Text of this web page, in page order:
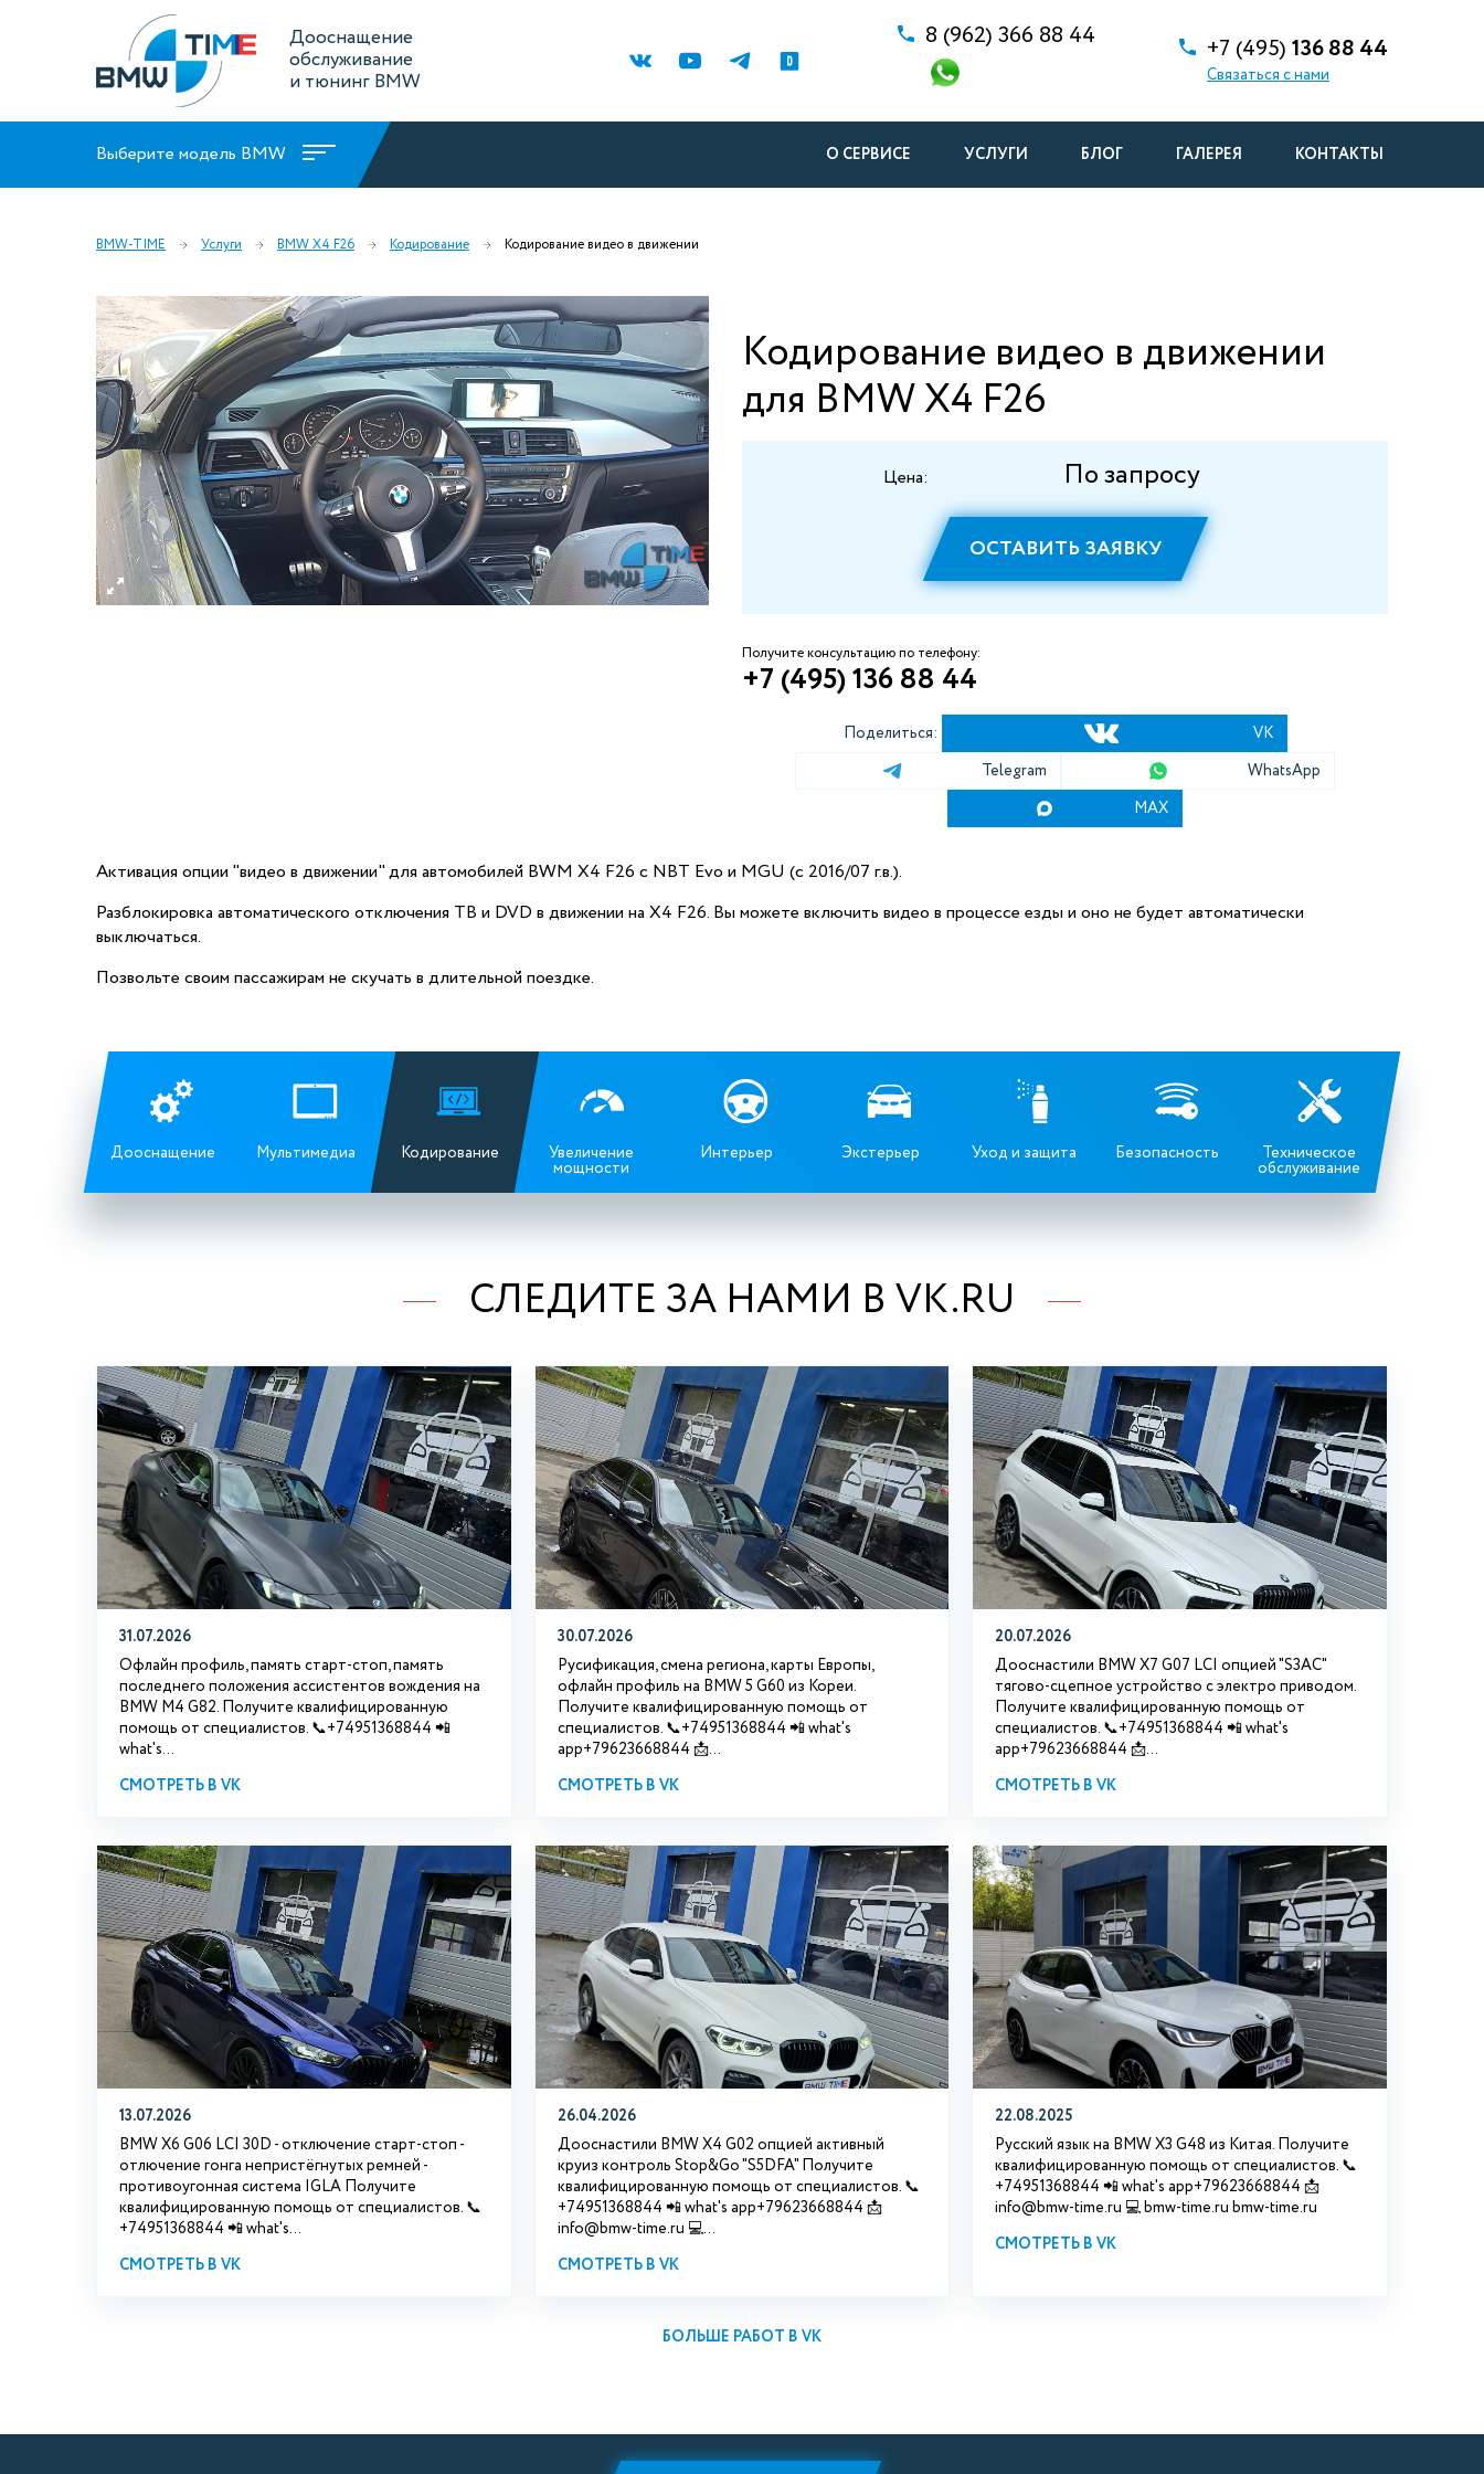
Дооснащение
обслуживание
и тюнинг BMW
8 (962) 366 88 44 +7 (495) 136 88 44
Связаться с нами
Выберите модель BMW О СЕРВИСЕ УСЛУГИ БЛОГ ГАЛЕРЕЯ КОНТАКТЫ
BMW-TIME Услуги BMW X4 F26 Кодирование Кодирование видео в движении
Кодирование видео в движении
для BMW X4 F26
Цена: По запросу
ОСТАВИТЬ ЗАЯВКУ
Получите консультацию по телефону:
+7 (495) 136 88 44
Поделиться:
VK
Telegram
WhatsApp
MAX
Активация опции "видео в движении" для автомобилей BWM X4 F26 с NBT Evo и MGU (c 2016/07 г.в.).
Разблокировка автоматического отключения ТВ и DVD в движении на X4 F26. Вы можете включить видео в процессе езды и оно не будет автоматически
выключаться.
Позвольте своим пассажирам не скучать в длительной поездке.
Дооснащение Мультимедиа Кодирование Увеличение
мощности
Интерьер Экстерьер Уход и защита Безопасность Техническое
обслуживание
СЛЕДИТЕ ЗА НАМИ В VK.RU
31.07.2026
Офлайн профиль, память старт-стоп, память
последнего положения ассистентов вождения на
BMW М4 G82. Получите квалифицированную
помощь от специалистов. 📞+74951368844 📲
what's...
СМОТРЕТЬ В VK
30.07.2026
Русификация, смена региона, карты Европы,
офлайн профиль на BMW 5 G60 из Кореи.
Получите квалифицированную помощь от
специалистов. 📞+74951368844 📲 what's
app+79623668844 📩...
СМОТРЕТЬ В VK
20.07.2026
Дооснастили BMW Х7 G07 LCI опцией "S3АС"
тягово-сцепное устройство с электро приводом.
Получите квалифицированную помощь от
специалистов. 📞+74951368844 📲 what's
app+79623668844 📩...
СМОТРЕТЬ В VK
13.07.2026
BMW X6 G06 LCI 30D - отключение старт-стоп -
отлючение гонга непристёгнутых ремней -
противоугонная система IGLA Получите
квалифицированную помощь от специалистов. 📞
+74951368844 📲 what's...
СМОТРЕТЬ В VK
26.04.2026
Дооснастили BMW X4 G02 опцией активный
круиз контроль Stop&Go "S5DFA" Получите
квалифицированную помощь от специалистов. 📞
+74951368844 📲 what's app+79623668844 📩
info@bmw-time.ru 💻...
СМОТРЕТЬ В VK
22.08.2025
Русский язык на BMW X3 G48 из Китая. Получите
квалифицированную помощь от специалистов. 📞
+74951368844 📲 what's app+79623668844 📩
info@bmw-time.ru 💻 bmw-time.ru bmw-time.ru
СМОТРЕТЬ В VK
БОЛЬШЕ РАБОТ В VK